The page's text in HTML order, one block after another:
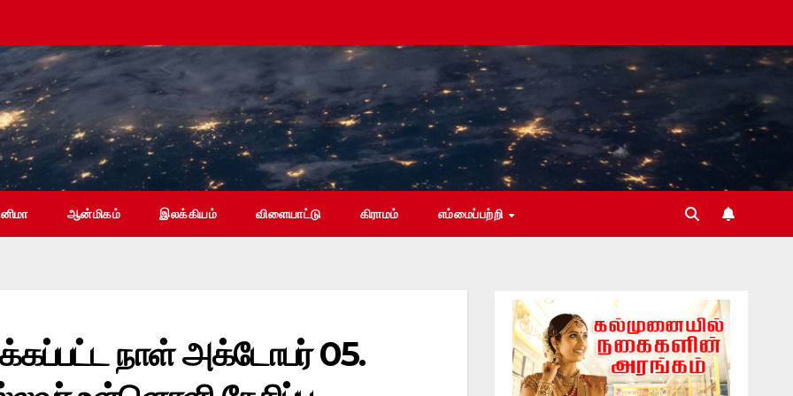
ஆன்மிகம் இலக்கியம் விளையாட்டு கிராமம் எம்மைப்பற்றி
நாள் அக்டோபர் 05.